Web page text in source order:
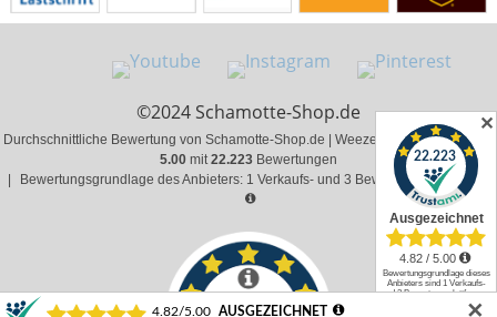
©2024 Schamotte-Shop.de
Durchschnittliche Bewertung von Schamotte-Shop.de | Weeze bei Trustami:4.82 /
5.00 mit22.223 Bewertungen
Bewertungsgrundlage des Anbieters: 1 Verkaufs- und 3 Bewertungsplattformen
✕
✕